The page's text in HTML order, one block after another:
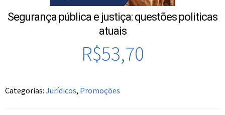
Segurança pública e justiça: questões politicas
atuais
R$53,70
Categorias: Jurídicos, Promoções